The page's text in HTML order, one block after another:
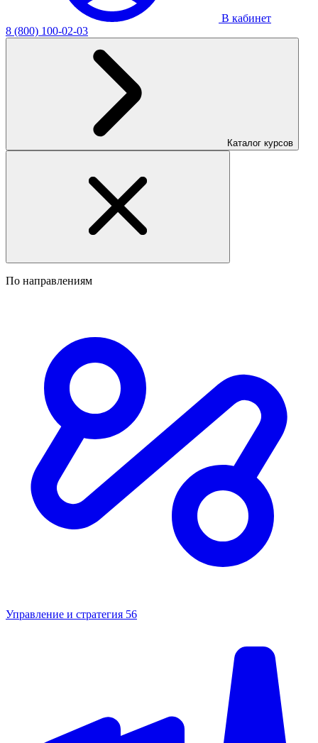
В кабинет
8 (800) 100-02-03
Каталог курсов
По направлениям
Управление и стратегия 56